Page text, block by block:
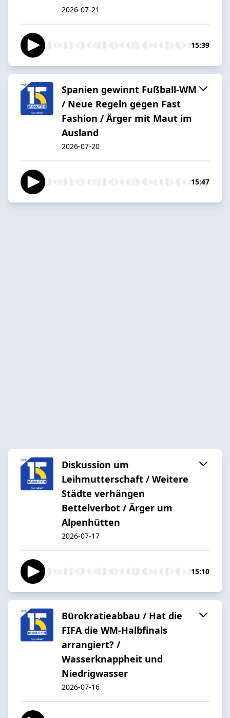
2026-07-21
15:39
Spanien gewinnt Fußball-WM
/ Neue Regeln gegen Fast
Fashion / Ärger mit Maut im
Ausland
2026-07-20
15:47
Diskussion um
Leihmutterschaft / Weitere
Städte verhängen
Bettelverbot / Ärger um
Alpenhütten
2026-07-17
15:10
Bürokratieabbau / Hat die
FIFA die WM-Halbfinals
arrangiert? /
Wasserknappheit und
Niedrigwasser
2026-07-16